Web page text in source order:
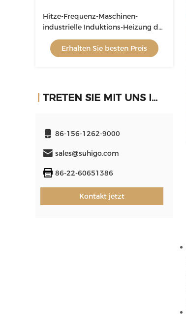
Hitze-Frequenz-Maschinen-
industrielle Induktions-Heizung der
Rohrleitungs-80Kw
Erhalten Sie besten Preis
TRETEN SIE MIT UNS IN VERBINDUNG
86-156-1262-9000
sales@suhigo.com
86-22-60651386
Kontakt jetzt